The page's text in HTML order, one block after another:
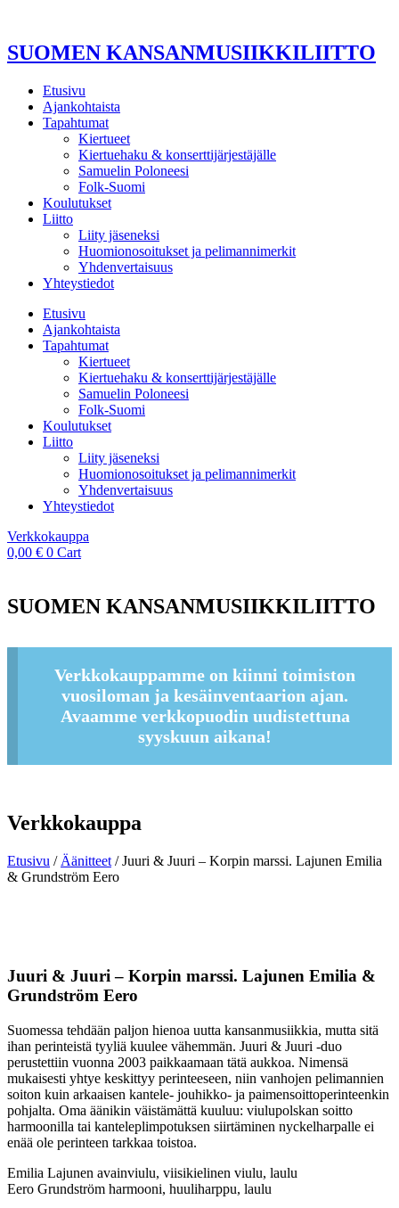
SUOMEN KANSANMUSIIKKILIITTO
Etusivu
Ajankohtaista
Tapahtumat
Kiertueet
Kiertuehaku & konserttijärjestäjälle
Samuelin Poloneesi
Folk-Suomi
Koulutukset
Liitto
Liity jäseneksi
Huomionosoitukset ja pelimannimerkit
Yhdenvertaisuus
Yhteystiedot
Etusivu
Ajankohtaista
Tapahtumat
Kiertueet
Kiertuehaku & konserttijärjestäjälle
Samuelin Poloneesi
Folk-Suomi
Koulutukset
Liitto
Liity jäseneksi
Huomionosoitukset ja pelimannimerkit
Yhdenvertaisuus
Yhteystiedot
Verkkokauppa
0,00 € 0 Cart
SUOMEN KANSANMUSIIKKILIITTO
Verkkokauppamme on kiinni toimiston
vuosiloman ja kesäinventaarion ajan.
Avaamme verkkopuodin uudistettuna
syyskuun aikana!
Verkkokauppa
Etusivu / Äänitteet / Juuri & Juuri – Korpin marssi. Lajunen Emilia
& Grundström Eero
Juuri & Juuri – Korpin marssi. Lajunen Emilia &
Grundström Eero
Suomessa tehdään paljon hienoa uutta kansanmusiikkia, mutta sitä
ihan perinteistä tyyliä kuulee vähemmän. Juuri & Juuri -duo
perustettiin vuonna 2003 paikkaamaan tätä aukkoa. Nimensä
mukaisesti yhtye keskittyy perinteeseen, niin vanhojen pelimannien
soiton kuin arkaaisen kantele- jouhikko- ja paimensoittoperinteenkin
pohjalta. Oma äänikin väistämättä kuuluu: viulupolskan soitto
harmoonilla tai kanteleplimpotuksen siirtäminen nyckelharpalle ei
enää ole perinteen tarkkaa toistoa.
Emilia Lajunen avainviulu, viisikielinen viulu, laulu
Eero Grundström harmooni, huuliharppu, laulu